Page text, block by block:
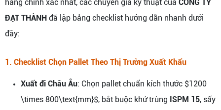
hàng chính xác nhất, các chuyên gia kỹ thuật của CÔNG TY
ĐẠT THÀNH đã lập bảng checklist hướng dẫn nhanh dưới
đây:
1. Checklist Chọn Pallet Theo Thị Trường Xuất Khẩu
Xuất đi Châu Âu: Chọn pallet chuẩn kích thước $1200
\times 800\text{mm}$, bắt buộc khử trùng ISPM 15, sấy